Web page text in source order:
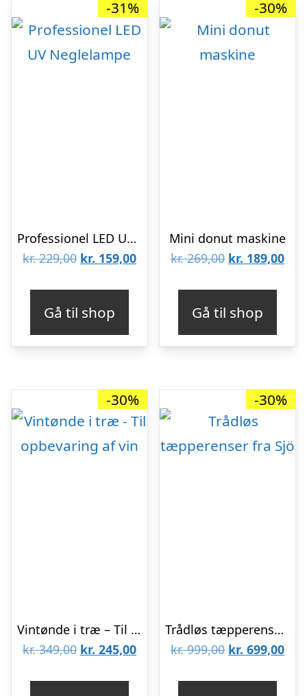
-31%
Professionel LED UV Neglelampe
kr.229,00 Den
var:
kr. 229,00.
kr. 159,00Den
kr. 159,00.
Gå til shop
-30%
Mini donut maskine
kr.269,00 Den
var:
kr. 269,00.
kr. 189,00Den
kr.
Gå til shop
-30%
Vintønde i træ – Til opbevaring af vin
kr.349,00 Den
kr. 245,00Den
-30%
Trådløs tæpperenser fra Sjö
kr.999,00 Den
kr. 699,00Den